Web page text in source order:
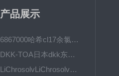
产品展示
6867000哈希cl17余氯分析仪色度计模块、哈希cl17比色池现货
DKK-TOA日本dkk东亚电波水质仪器电极耗材
LiChrosolvLiChrosolv®HPLC色谱纯溶剂